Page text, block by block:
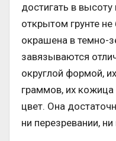
достигать в
открытом грунте
окрашена в темно-
завязываются
округлой формой,
граммов, их
цвет. Она
ни перезревании,